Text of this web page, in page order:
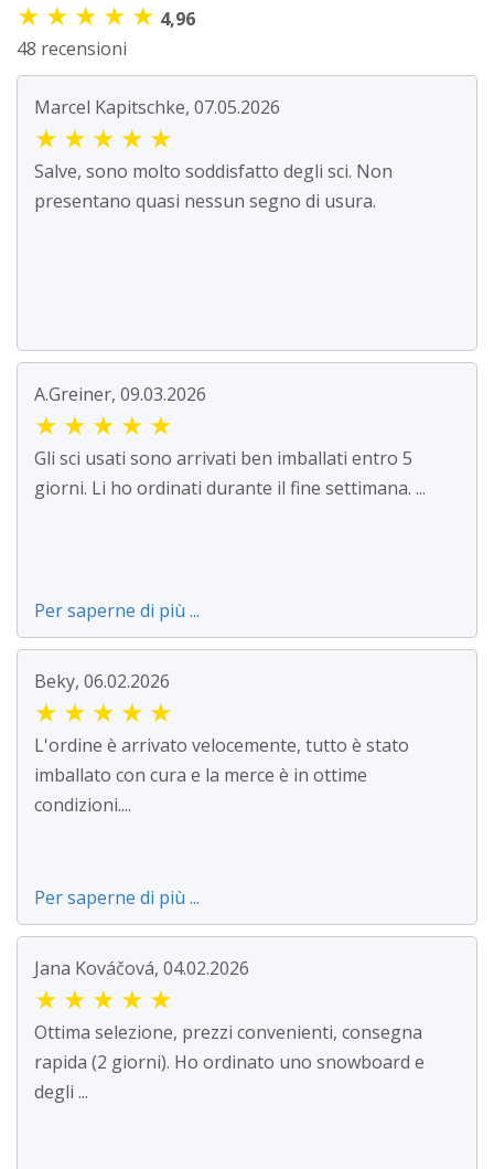
★ ★ ★ ★ ★ 4,96
48 recensioni
Marcel Kapitschke, 07.05.2026
★ ★ ★ ★ ★
Salve, sono molto soddisfatto degli sci. Non
presentano quasi nessun segno di usura.
A.Greiner, 09.03.2026
★ ★ ★ ★ ★
Gli sci usati sono arrivati ben imballati entro 5
giorni. Li ho ordinati durante il fine settimana. ...
Per saperne di più ...
Beky, 06.02.2026
★ ★ ★ ★ ★
L'ordine è arrivato velocemente, tutto è stato
imballato con cura e la merce è in ottime
condizioni....
Per saperne di più ...
Jana Kováčová, 04.02.2026
★ ★ ★ ★ ★
Ottima selezione, prezzi convenienti, consegna
rapida (2 giorni). Ho ordinato uno snowboard e
degli ...